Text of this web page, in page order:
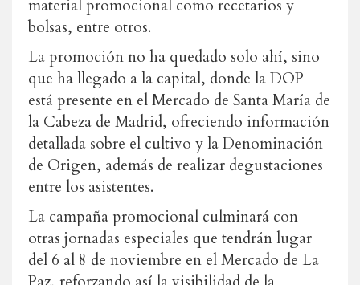
material promocional como recetarios y
bolsas, entre otros.
La promoción no ha quedado solo ahí, sino
que ha llegado a la capital, donde la DOP
está presente en el Mercado de Santa María de
la Cabeza de Madrid, ofreciendo información
detallada sobre el cultivo y la Denominación
de Origen, además de realizar degustaciones
entre los asistentes.
La campaña promocional culminará con
otras jornadas especiales que tendrán lugar
del 6 al 8 de noviembre en el Mercado de La